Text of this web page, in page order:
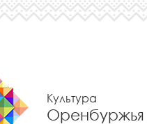
Культура
Оренбуржья